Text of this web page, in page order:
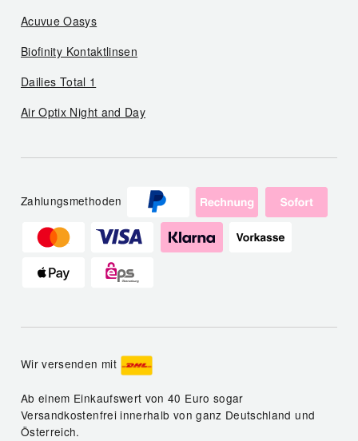
Acuvue Oasys
Biofinity Kontaktlinsen
Dailies Total 1
Air Optix Night and Day
Zahlungsmethoden
Wir versenden mit
Ab einem Einkaufswert von 40 Euro sogar
Versandkostenfrei innerhalb von ganz Deutschland und
Österreich.